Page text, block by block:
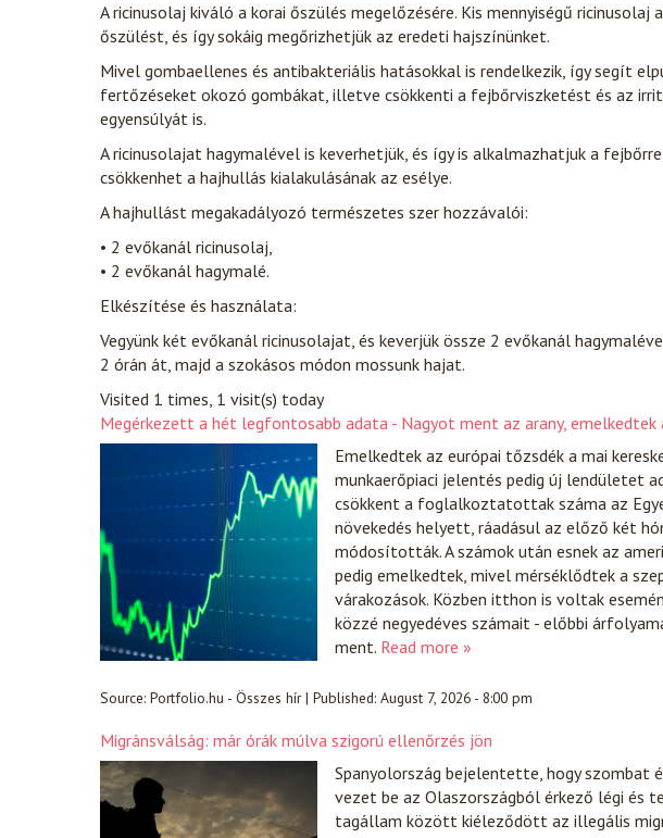
A ricinusolaj kiváló a korai őszülés megelőzésére. Kis mennyiségű ricinusolaj
őszülést, és így sokáig megőrizhetjük az eredeti hajszínünket.
Mivel gombaellenes és antibakteriális hatásokkal is rendelkezik, így segít
fertőzéseket okozó gombákat, illetve csökkenti a fejbőrviszketést és az
egyensúlyát is.
A ricinusolajat hagymalével is keverhetjük, és így is alkalmazhatjuk a
csökkenhet a hajhullás kialakulásának az esélye.
A hajhullást megakadályozó természetes szer hozzávalói:
• 2 evőkanál ricinusolaj,
• 2 evőkanál hagymalé.
Elkészítése és használata:
Vegyünk két evőkanál ricinusolajat, és keverjük össze 2 evőkanál
2 órán át, majd a szokásos módon mossunk hajat.
Visited 1 times, 1 visit(s) today
Megérkezett a hét legfontosabb adata - Nagyot ment az arany, emelkedtek
Emelkedtek az európai tőzsdék a mai
munkaerőpiaci jelentés pedig új lendületet
csökkent a foglalkoztatottak száma az
növekedés helyett, ráadásul az előző két
módosították. A számok után esnek az
pedig emelkedtek, mivel mérséklődtek a
várakozások. Közben itthon is voltak
közzé negyedéves számait - előbbi
ment. Read more »
Source: Portfolio.hu - Összes hír| Published: August 7, 2026 - 8:00 pm
Migránsválság: már órák múlva szigorú ellenőrzés jön
Spanyolország bejelentette, hogy
vezet be az Olaszországból érkező légi és
tagállam között kiéleződött az illegális